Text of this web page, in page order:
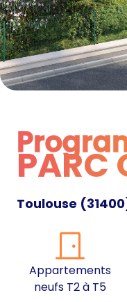
PARC
Toulouse (31400
Appartements
neufs T2 à T5